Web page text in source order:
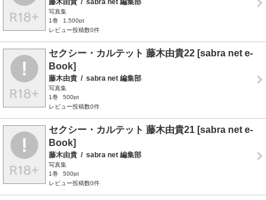
写真集
1巻
1,500pt
レビュー投稿数0件
セクシー・カルテット 藤木由貴22 [sabra net e-
Book]
藤木由貴 / sabra net 編集部
写真集
1巻
500pt
レビュー投稿数0件
セクシー・カルテット 藤木由貴21 [sabra net e-
Book]
藤木由貴 / sabra net 編集部
写真集
1巻
500pt
レビュー投稿数0件